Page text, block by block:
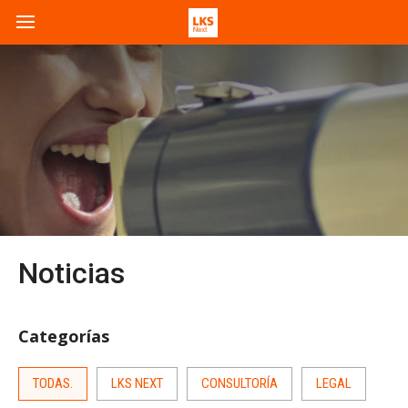
Noticias
Categorías
TODAS. LKS NEXT CONSULTORÍA LEGAL